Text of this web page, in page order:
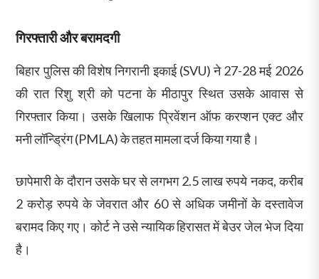
गिरफ्तारी और बरामदगी
बिहार पुलिस की विशेष निगरानी इकाई (SVU) ने 27-28 मई 2026
की रात रिशु श्री को पटना के मीठापुर स्थित उसके आवास से
गिरफ्तार किया। उसके खिलाफ प्रिवेंशन ऑफ करप्शन एक्ट और
मनी लॉन्ड्रिंग (PMLA) के तहत मामला दर्ज किया गया है।
छापेमारी के दौरान उसके घर से लगभग 2.5 लाख रुपये नकद, करीब
2 करोड़ रुपये के जेवरात और 60 से अधिक जमीनों के दस्तावेज
बरामद किए गए। कोर्ट ने उसे न्यायिक हिरासत में बेउर जेल भेज दिया
है।